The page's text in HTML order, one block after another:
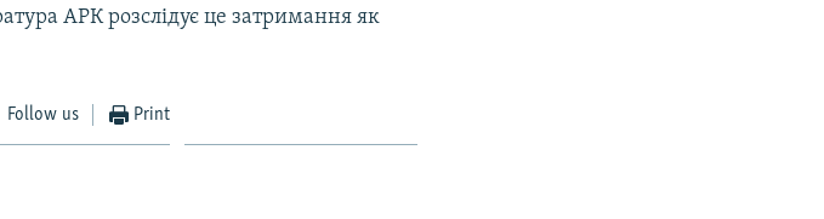
АРК розслідує це затримання як
Follow us Print